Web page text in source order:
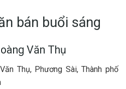
bán buổi sáng
Văn Thụ
Thụ, Phương Sài, Thành phố